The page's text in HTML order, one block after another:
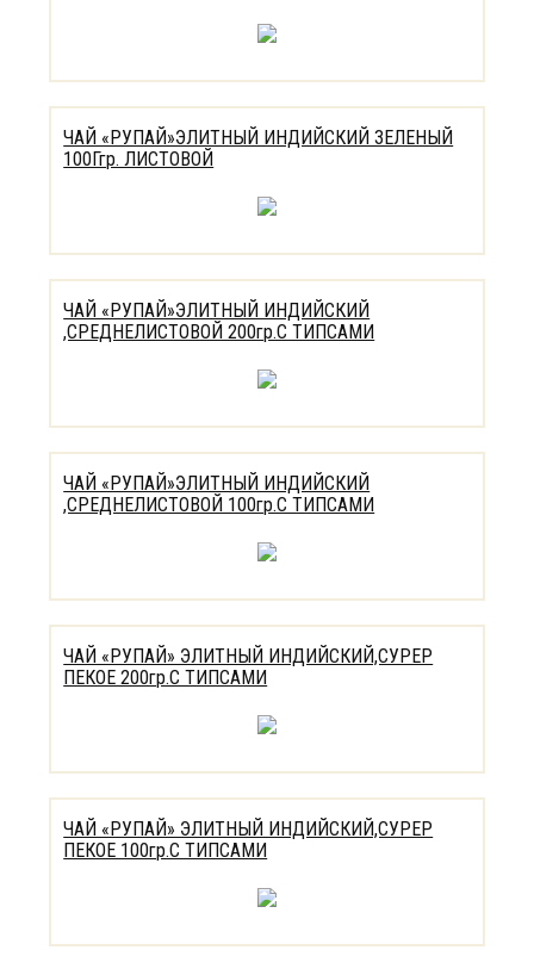
ЧАЙ «РУПАЙ»ЭЛИТНЫЙ ИНДИЙСКИЙ ЗЕЛЕНЫЙ
100Ггр. ЛИСТОВОЙ
ЧАЙ «РУПАЙ»ЭЛИТНЫЙ ИНДИЙСКИЙ
,СРЕДНЕЛИСТОВОЙ 200гр.С ТИПСАМИ
ЧАЙ «РУПАЙ»ЭЛИТНЫЙ ИНДИЙСКИЙ
,СРЕДНЕЛИСТОВОЙ 100гр.С ТИПСАМИ
ЧАЙ «РУПАЙ» ЭЛИТНЫЙ ИНДИЙСКИЙ,СУРЕР
ПЕКОЕ 200гр.С ТИПСАМИ
ЧАЙ «РУПАЙ» ЭЛИТНЫЙ ИНДИЙСКИЙ,СУРЕР
ПЕКОЕ 100гр.С ТИПСАМИ